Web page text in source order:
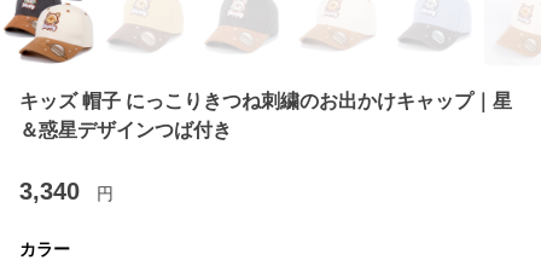
キッズ 帽子 にっこりきつね刺繍のお出かけキャップ｜星
＆惑星デザインつば付き
3,340 円
カラー